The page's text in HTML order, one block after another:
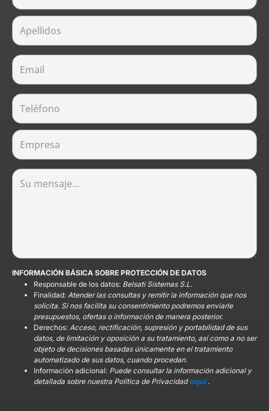
INFORMACIÓN BÁSICA SOBRE PROTECCIÓN DE DATOS
Responsable de los datos: Belsati Sistemas S.L.
Finalidad: Atender las consultas y remitir la información que nos
solicita. Si nos facilita su consentimiento podremos enviarle
presupuestos, ofertas o información de manera posterior.
Derechos: Acceso, rectificación, supresión y portabilidad de sus
datos, de limitación y oposición a su tratamiento, así como a no ser
objeto de decisiones basadas únicamente en el tratamiento
automatizado de sus datos, cuando procedan.
Información adicional: Puede consultar la información adicional y
detallada sobre nuestra Política de Privacidadaquí .